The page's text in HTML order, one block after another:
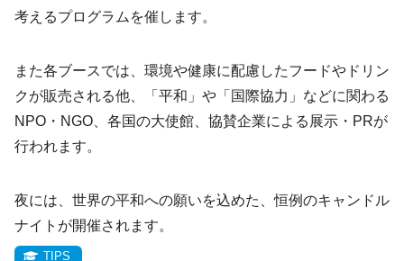
考えるプログラムを催します。
また各ブースでは、環境や健康に配慮したフードやドリン
クが販売される他、「平和」や「国際協力」などに関わる
NPO・NGO、各国の大使館、協賛企業による展示・PRが
行われます。
夜には、世界の平和への願いを込めた、恒例のキャンドル
ナイトが開催されます。